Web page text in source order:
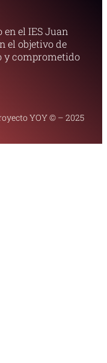
el IES Juan
el objetivo de
y comprometido
YOY © – 2025